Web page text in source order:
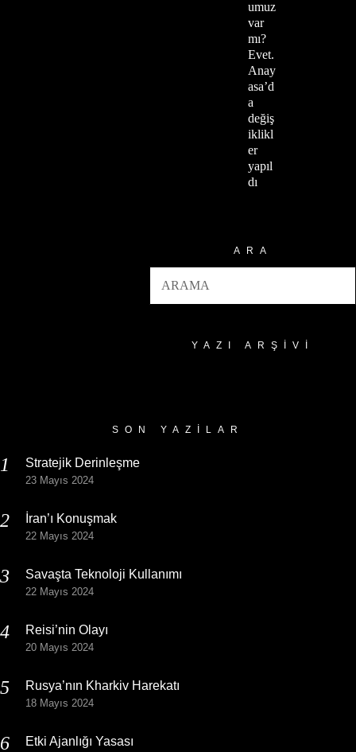
umuz
var
mı?
Evet.
Anay
asa’d
a
değiş
iklikl
er
yapıl
dı
ARA
YAZI ARŞIVI
SON YAZILAR
Stratejik Derinleşme
23 Mayıs 2024
İran’ı Konuşmak
22 Mayıs 2024
Savaşta Teknoloji Kullanımı
22 Mayıs 2024
Reisi’nin Olayı
20 Mayıs 2024
Rusya’nın Kharkiv Harekatı
18 Mayıs 2024
Etki Ajanlığı Yasası